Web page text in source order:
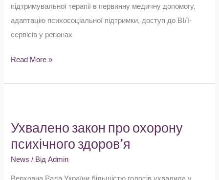
підтримувальної терапії в первинну медичну допомогу,
адаптацію психосоціальної підтримки, доступ до ВІЛ-
сервісів у регіонах
Read More »
Ухвалено закон про охорону
психічного здоров’я
News / ВідAdmin
про
охорону
психічного